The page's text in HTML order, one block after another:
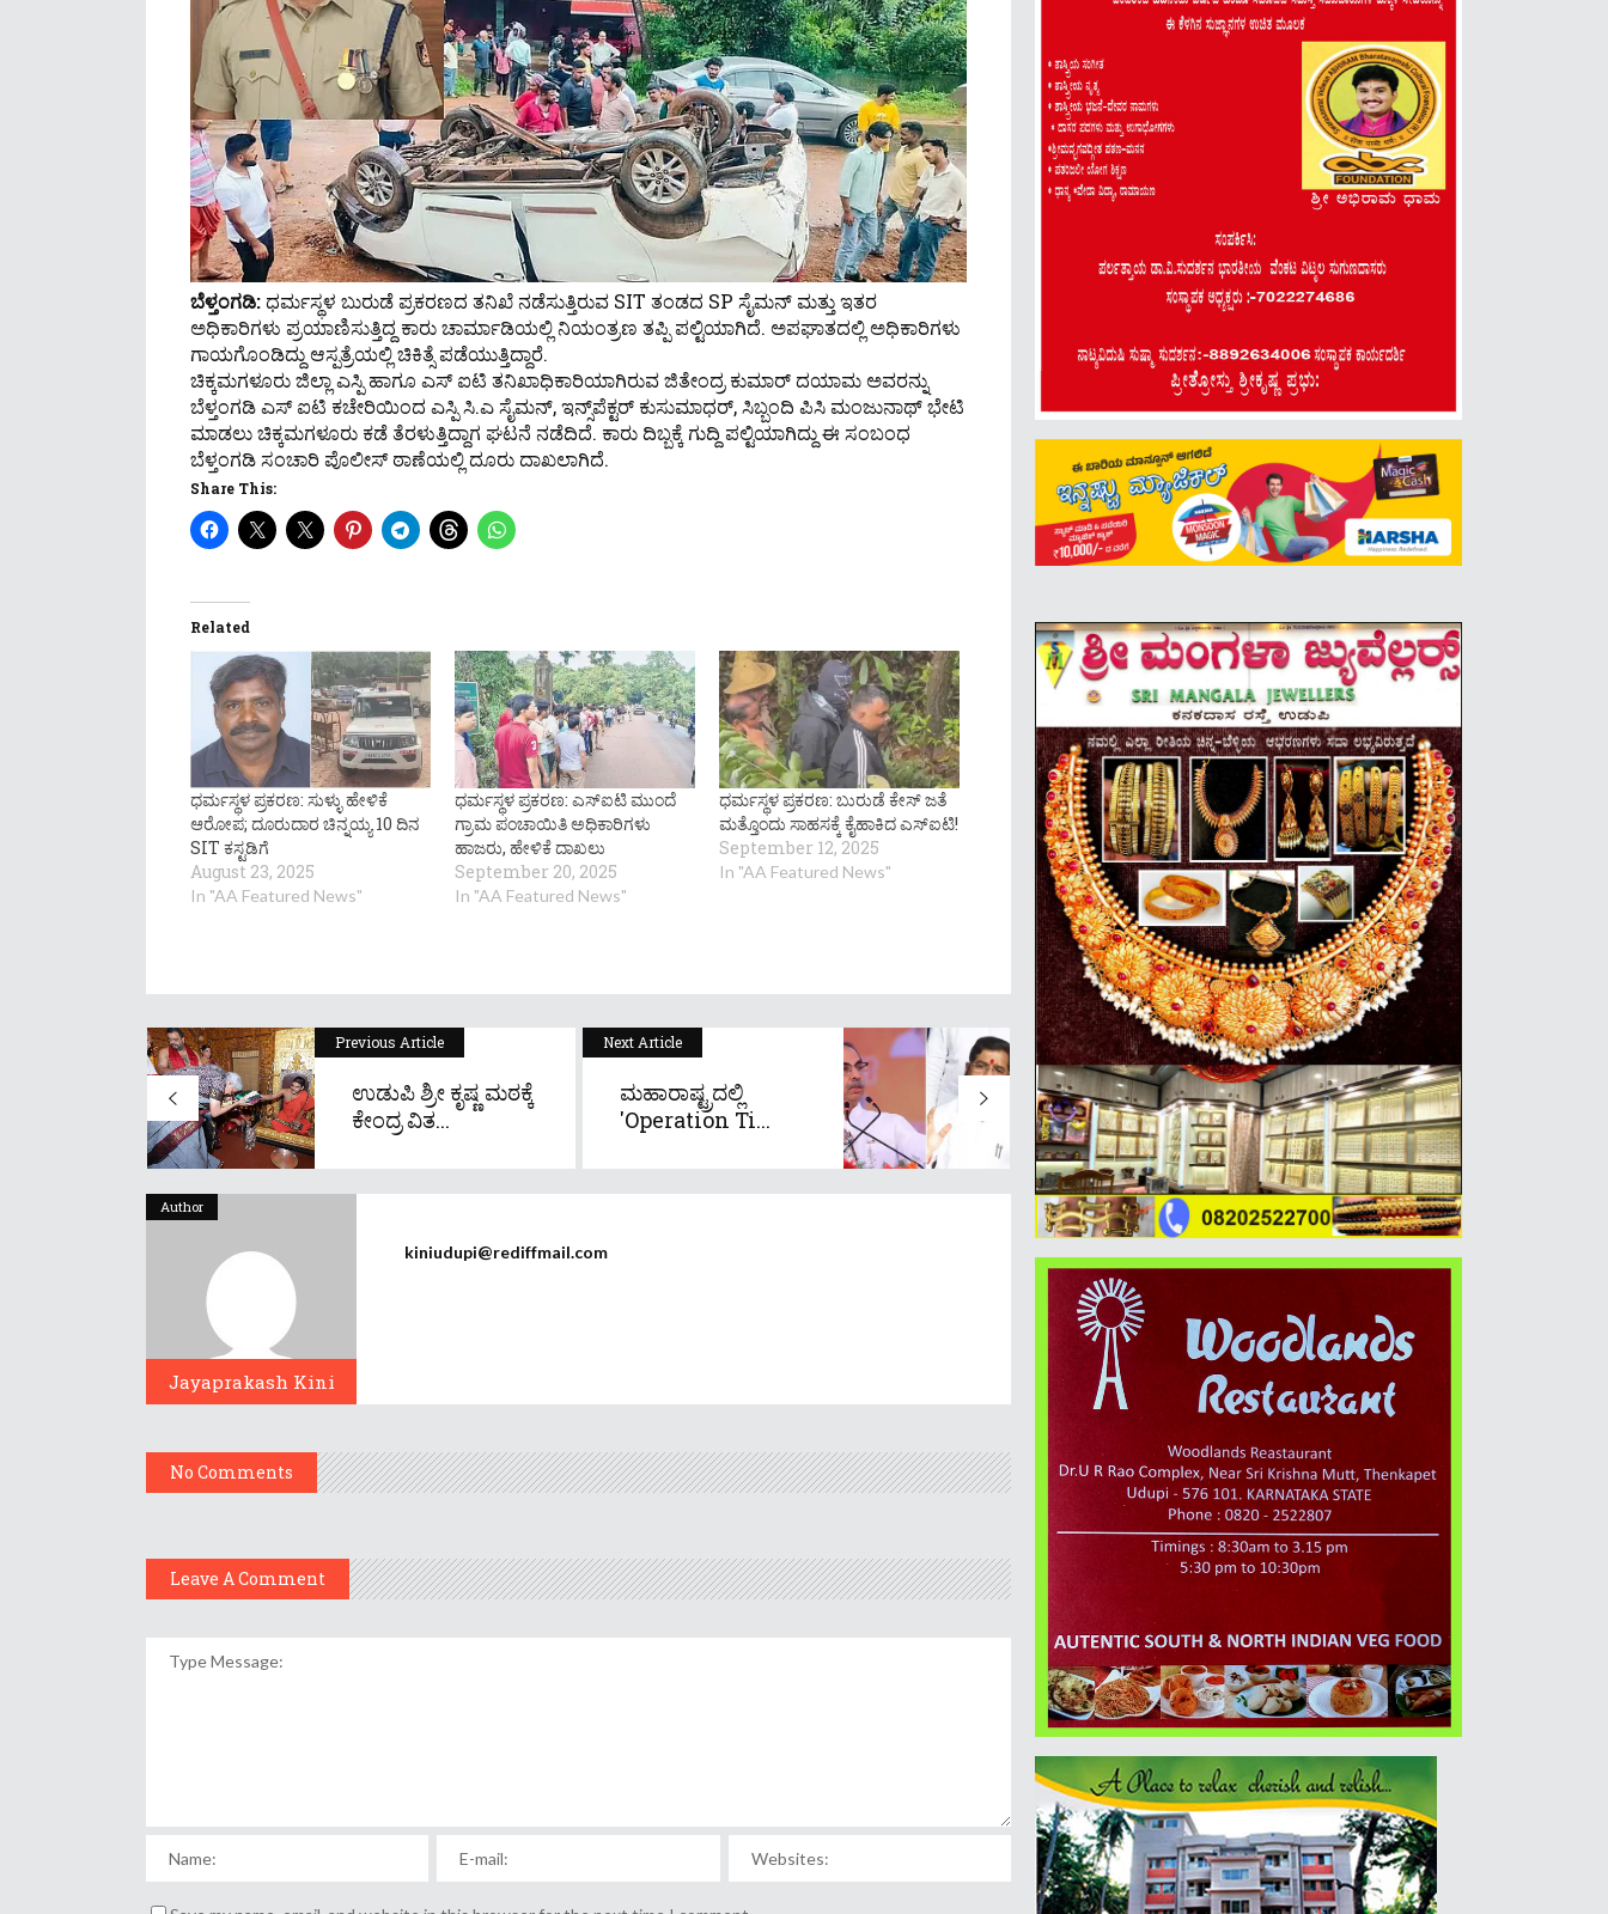
ಬೆಳ್ತಂಗಡಿ:ಧರ್ಮಸ್ಥಳ ಬುರುಡೆ ಪ್ರಕರಣದ ತನಿಖೆ ನಡೆಸುತ್ತಿರುವ SIT ತಂಡದ SP ಸೈಮನ್ ಮತ್ತು ಇತರ
ಅಧಿಕಾರಿಗಳು ಪ್ರಯಾಣಿಸುತ್ತಿದ್ದ ಕಾರು ಚಾರ್ಮಾಡಿಯಲ್ಲಿ ನಿಯಂತ್ರಣ ತಪ್ಪಿ ಪಲ್ಟಿಯಾಗಿದೆ. ಅಪಘಾತದಲ್ಲಿ ಅಧಿಕಾರಿಗಳು
ಗಾಯಗೊಂಡಿದ್ದು ಆಸ್ಪತ್ರೆಯಲ್ಲಿ ಚಿಕಿತ್ಸೆ ಪಡೆಯುತ್ತಿದ್ದಾರೆ.
ಚಿಕ್ಕಮಗಳೂರು ಜಿಲ್ಲಾ ಎಸ್ಪಿ ಹಾಗೂ ಎಸ್‌ ಐಟಿ ತನಿಖಾಧಿಕಾರಿಯಾಗಿರುವ ಜಿತೇಂದ್ರ ಕುಮಾ‌ರ್ ದಯಾಮ ಅವರನ್ನು
ಬೆಳ್ತಂಗಡಿ ಎಸ್‌ ಐಟಿ ಕಚೇರಿಯಿಂದ ಎಸ್ಪಿ ಸಿ.ಎ ಸೈಮನ್, ಇನ್ಸ್‌ಪೆಕ್ಟ‌ರ್ ಕುಸುಮಾಧರ್, ಸಿಬ್ಬಂದಿ ಪಿಸಿ ಮಂಜುನಾಥ್ ಭೇಟಿ
ಮಾಡಲು ಚಿಕ್ಕಮಗಳೂರು ಕಡೆ ತೆರಳುತ್ತಿದ್ದಾಗ ಘಟನೆ ನಡೆದಿದೆ. ಕಾರು ದಿಬ್ಬಕ್ಕೆ ಗುದ್ದಿ ಪಲ್ಟಿಯಾಗಿದ್ದು ಈ ಸಂಬಂಧ
ಬೆಳ್ತಂಗಡಿ ಸಂಚಾರಿ ಪೊಲೀಸ್‌ ಠಾಣೆಯಲ್ಲಿ ದೂರು ದಾಖಲಾಗಿದೆ.
Share This:
Related
ಧರ್ಮಸ್ಥಳ ಪ್ರಕರಣ: ಸುಳ್ಳು ಹೇಳಿಕೆ
ಆರೋಪ; ದೂರುದಾರ ಚಿನ್ನಯ್ಯ 10 ದಿನ
SIT ಕಸ್ಟಡಿಗೆ
August 23, 2025
In "AA Featured News"
ಧರ್ಮಸ್ಥಳ ಪ್ರಕರಣ: ಎಸ್‌ಐಟಿ ಮುಂದೆ
ಗ್ರಾಮ ಪಂಚಾಯಿತಿ ಅಧಿಕಾರಿಗಳು
ಹಾಜರು, ಹೇಳಿಕೆ ದಾಖಲು
September 20, 2025
In "AA Featured News"
ಧರ್ಮಸ್ಥಳ ಪ್ರಕರಣ: ಬುರುಡೆ ಕೇಸ್ ಜತೆ
ಮತ್ತೊಂದು ಸಾಹಸಕ್ಕೆ ಕೈಹಾಕಿದ ಎಸ್​ಐಟಿ!
September 12, 2025
In "AA Featured News"
Previous Article
ಉಡುಪಿ ಶ್ರೀ ಕೃಷ್ಣ ಮಠಕ್ಕೆ
ಕೇಂದ್ರ ವಿತ...
Next Article
ಮಹಾರಾಷ್ಟ್ರದಲ್ಲಿ
'Operation Ti...
Author
Jayaprakash Kini
kiniudupi@rediffmail.com
No Comments
Leave A Comment